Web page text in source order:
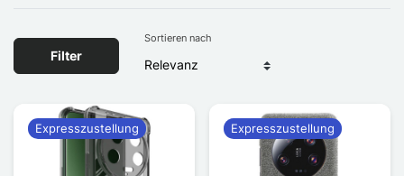
Filter
Sortieren nach
Expresszustellung Expresszustellung